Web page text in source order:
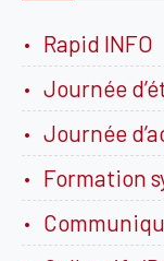
Rapid INFO
Journée
Journée
Formation